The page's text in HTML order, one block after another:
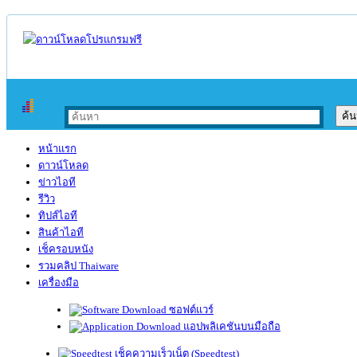
หน้าแรก
ดาวน์โหลด
ข่าวไอที
รีวิว
ทิปส์ไอที
สินค้าไอที
เช็ครอบหนัง
รวมคลิป Thaiware
เครื่องมือ
ซอฟต์แวร์
แอปพลิเคชันบนมือถือ
เช็คความเร็วเน็ต (Speedtest)